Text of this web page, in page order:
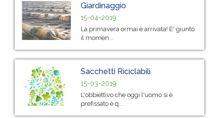
Giardinaggio
15-04-2019
La primavera ormai è arrivata! E' giunto
il momen...
Sacchetti Riciclabili
15-03-2019
L'obbiettivo che oggi l'uomo si è
prefissato è q...